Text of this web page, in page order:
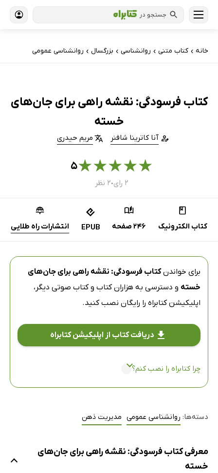
جستجو در
خانه › کتاب‌ متنی › روانشناسی › بزرگسال › روانشناسی عمومی
کتاب فرسودگی: نقشه راهی برای جان‌های
خسته
آنا کاترینا شافنر مریم حیدری
★
★
★
★
★۵
۲ رای ● ۲ نظر
کتاب الکترونیک 246 صفحه EPUB انتشارات راه طلایی
برای خواندنکتاب فرسودگی: نقشه راهی برای جان‌های
خسته و دسترسی به هزاران کتاب و کتاب صوتی دیگر،
اپلیکیشن کتابراه را رایگان نصب کنید.
دریافت کتاب از اپلیکیشن کتابراه
چرا کتابراه را نصب کنم؟
دسته‌ها: روانشناسی عمومی مدیریت ذهن
معرفی کتاب فرسودگی: نقشه راهی برای جان‌های
خسته